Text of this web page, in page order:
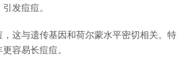
发痘痘。
这与遗传基因和荷尔蒙水平密切相关。特
容易长痘痘。